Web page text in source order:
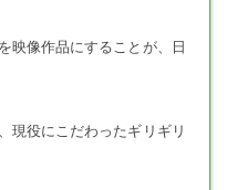
映像作品にすることが、日
現役にこだわったギリギリ